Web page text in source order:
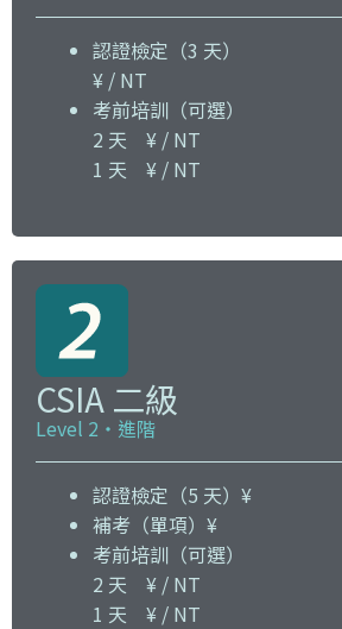
認證檢定（3 天）
¥ / NT
考前培訓（可選）
2 天 ¥ / NT
1 天 ¥ / NT
CSIA 二級
Level 2・進階
認證檢定（5 天）¥
補考（單項）¥
考前培訓（可選）
2 天 ¥ / NT
1 天 ¥ / NT